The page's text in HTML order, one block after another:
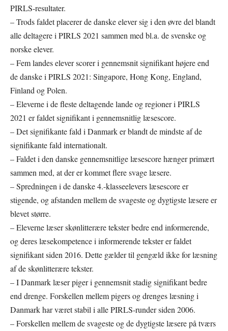
PIRLS-resultater.
– Trods faldet placerer de danske elever sig i den øvre del blandt
alle deltagere i PIRLS 2021 sammen med bl.a. de svenske og
norske elever.
– Fem landes elever scorer i gennemsnit signifikant højere end
de danske i PIRLS 2021: Singapore, Hong Kong, England,
Finland og Polen.
– Eleverne i de fleste deltagende lande og regioner i PIRLS
2021 er faldet signifikant i gennemsnitlig læsescore.
– Det signifikante fald i Danmark er blandt de mindste af de
signifikante fald internationalt.
– Faldet i den danske gennemsnitlige læsescore hænger primært
sammen med, at der er kommet flere svage læsere.
– Spredningen i de danske 4.-klasseelevers læsescore er
stigende, og afstanden mellem de svageste og dygtigste læsere er
blevet større.
– Eleverne læser skønlitterære tekster bedre end informerende,
og deres læsekompetence i informerende tekster er faldet
signifikant siden 2016. Dette gælder til gengæld ikke for læsning
af de skønlitterære tekster.
– I Danmark læser piger i gennemsnit stadig signifikant bedre
end drenge. Forskellen mellem pigers og drenges læsning i
Danmark har været stabil i alle PIRLS-runder siden 2006.
– Forskellen mellem de svageste og de dygtigste læsere på tværs